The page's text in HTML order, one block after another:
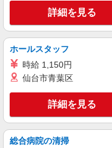
トのお
時給
通費全
キープ
株式会社kotrio /●SZ-H-
＜焼津
詳細を見る
ホールスタッフ
時給 1,150円
仙台市青葉区
詳細を見る
総合病院の清掃